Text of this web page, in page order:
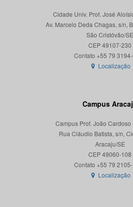
Cidade Univ. Prof. José
Av. Marcelo Deda Chagas, s/n,
São Cristóvão/SE
CEP 49107-230
Localização
Campus
Campus Prof. João Cardoso
Rua Cláudio Batista, s/n,
Aracaju/SE
CEP 49060-108
Localização